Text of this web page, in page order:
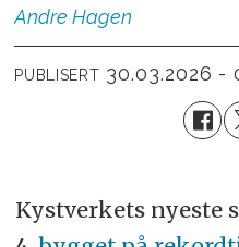
Andre Hagen
PUBLISERT 30.03.2026 -
Kystverkets nyeste